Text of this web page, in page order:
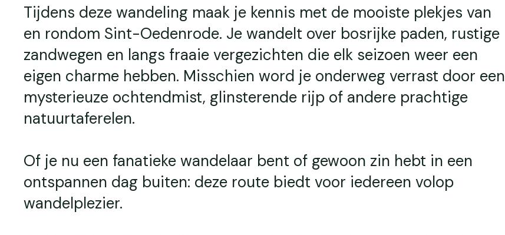
Tijdens deze wandeling maak je kennis met de mooiste plekjes van
en rondom Sint-Oedenrode. Je wandelt over bosrijke paden, rustige
zandwegen en langs fraaie vergezichten die elk seizoen weer een
eigen charme hebben. Misschien word je onderweg verrast door een
mysterieuze ochtendmist, glinsterende rijp of andere prachtige
natuurtaferelen.
Of je nu een fanatieke wandelaar bent of gewoon zin hebt in een
ontspannen dag buiten: deze route biedt voor iedereen volop
wandelplezier.